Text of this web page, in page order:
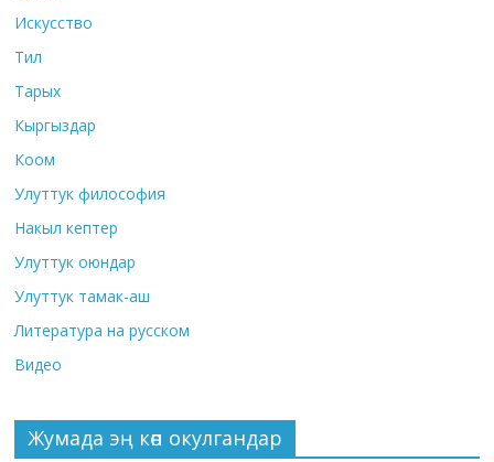
Искусство
Тил
Тарых
Кыргыздар
Коом
Улуттук философия
Накыл кептер
Улуттук оюндар
Улуттук тамак-аш
Литература на русском
Видео
Жумада эң көп окулгандар